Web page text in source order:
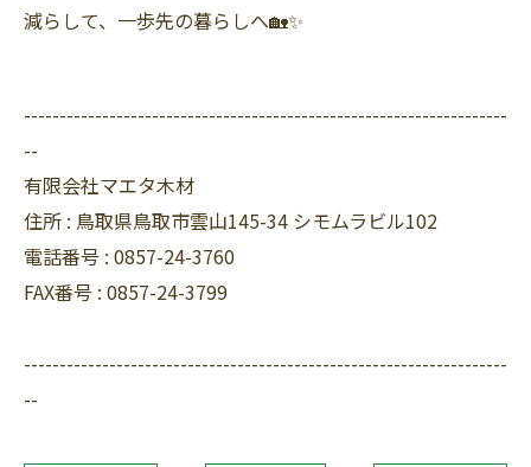
減らして、一歩先の暮らしへ🏡✨
--------------------------------------------------------------------
--
有限会社マエタ木材
住所 : 鳥取県鳥取市雲山145-34 シモムラビル102
電話番号 : 0857-24-3760
FAX番号 : 0857-24-3799
--------------------------------------------------------------------
--